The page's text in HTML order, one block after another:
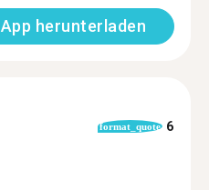
App herunterladen
format_quote 6